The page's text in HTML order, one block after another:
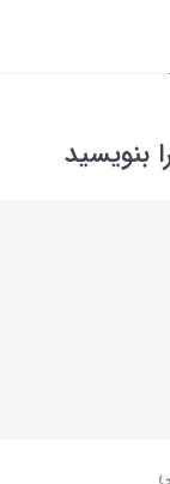
بنویسید